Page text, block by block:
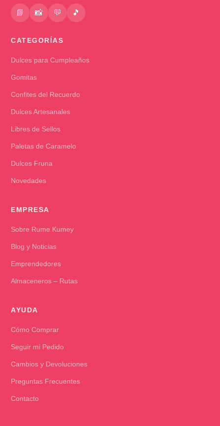
📘 📸 💬 🎵
CATEGORÍAS
Dulces para Cumpleaños
Gomitas
Confites del Recuerdo
Dulces Artesanales
Libres de Sellos
Paletas de Caramelo
Dulces Fruna
Novedades
EMPRESA
Sobre Rume Kumey
Blog y Noticias
Emprendedores
Almaceneros – Rutas
AYUDA
Cómo Comprar
Seguir mi Pedido
Cambios y Devoluciones
Preguntas Frecuentes
Contacto